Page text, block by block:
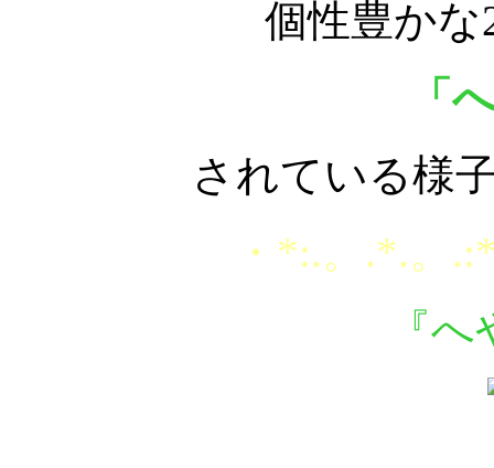
個性豊か
「
されている様
・*:.。.*.。
『